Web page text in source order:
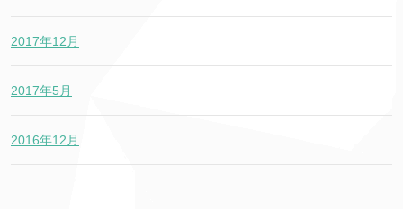
2017年12月
2017年5月
2016年12月